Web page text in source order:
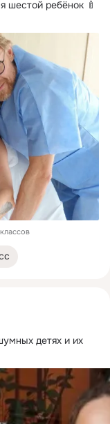
шестой ребёнок 🍼
детях и их